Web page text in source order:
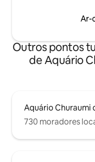
feito pela "Serta", que
amigos. Observação Não são permitidos
fogos de artifício na
varanda.
Ar-
Outros pontos
de Aquário
Aquário Churaumi
730 moradores